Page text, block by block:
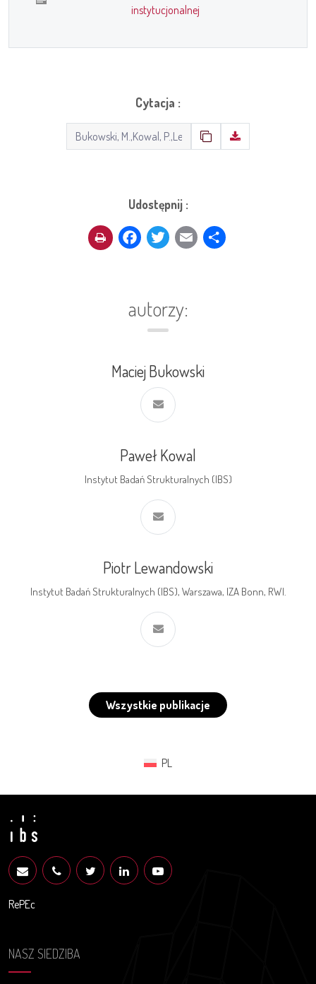
instytucjonalnej
Cytacja :
Udostępnij :
Facebook
Twitter
Email
autorzy:
Maciej Bukowski
Paweł Kowal
Instytut Badań Strukturalnych (IBS)
Piotr Lewandowski
Instytut Badań Strukturalnych (IBS), Warszawa, IZA Bonn, RWI.
Wszystkie publikacje
PL
RePEc
NASZ SIEDZIBA